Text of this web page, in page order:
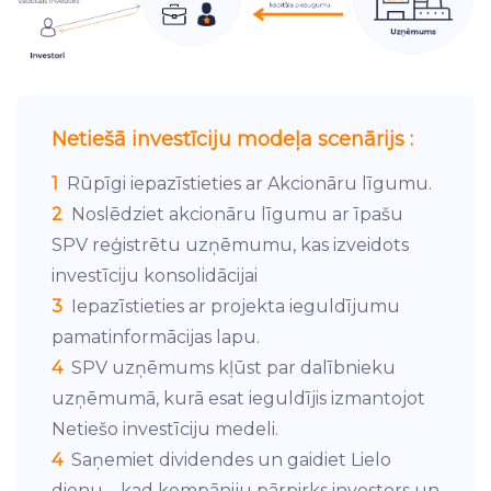
Netiešā investīciju modeļa scenārijs :
1
Rūpīgi iepazīstieties ar Akcionāru līgumu.
2 Noslēdziet akcionāru līgumu ar īpašu
SPV reģistrētu uzņēmumu, kas izveidots
investīciju konsolidācijai
3
Iepazīstieties ar projekta ieguldījumu
pamatinformācijas lapu.
4 SPV uzņēmums kļūst par dalībnieku
uzņēmumā, kurā esat ieguldījis izmantojot
Netiešo investīciju medeli.
4 Saņemiet dividendes un gaidiet Lielo